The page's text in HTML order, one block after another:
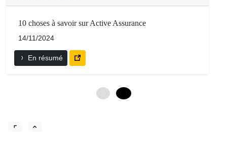
10 choses à savoir sur Active Assurance
14/11/2024
En résumé